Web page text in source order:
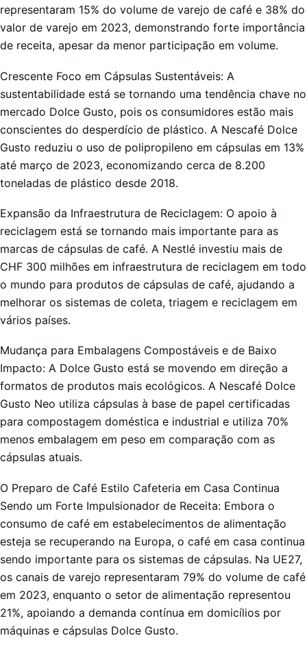
representaram 15% do volume de varejo de café e 38% do
valor de varejo em 2023, demonstrando forte importância
de receita, apesar da menor participação em volume.
Crescente Foco em Cápsulas Sustentáveis: A
sustentabilidade está se tornando uma tendência chave no
mercado Dolce Gusto, pois os consumidores estão mais
conscientes do desperdício de plástico. A Nescafé Dolce
Gusto reduziu o uso de polipropileno em cápsulas em 13%
até março de 2023, economizando cerca de 8.200
toneladas de plástico desde 2018.
Expansão da Infraestrutura de Reciclagem: O apoio à
reciclagem está se tornando mais importante para as
marcas de cápsulas de café. A Nestlé investiu mais de
CHF 300 milhões em infraestrutura de reciclagem em todo
o mundo para produtos de cápsulas de café, ajudando a
melhorar os sistemas de coleta, triagem e reciclagem em
vários países.
Mudança para Embalagens Compostáveis e de Baixo
Impacto: A Dolce Gusto está se movendo em direção a
formatos de produtos mais ecológicos. A Nescafé Dolce
Gusto Neo utiliza cápsulas à base de papel certificadas
para compostagem doméstica e industrial e utiliza 70%
menos embalagem em peso em comparação com as
cápsulas atuais.
O Preparo de Café Estilo Cafeteria em Casa Continua
Sendo um Forte Impulsionador de Receita: Embora o
consumo de café em estabelecimentos de alimentação
esteja se recuperando na Europa, o café em casa continua
sendo importante para os sistemas de cápsulas. Na UE27,
os canais de varejo representaram 79% do volume de café
em 2023, enquanto o setor de alimentação representou
21%, apoiando a demanda contínua em domicílios por
máquinas e cápsulas Dolce Gusto.